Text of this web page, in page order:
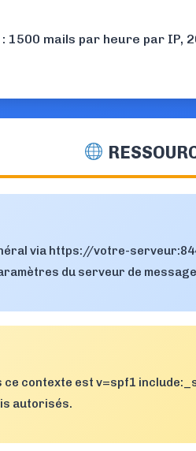
: 1500 mails par heure par IP,
via https://votre-
du serveur de
ce contexte est v=spf1
autorisés.